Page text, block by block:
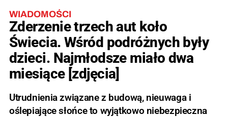
WIADOMOŚCI
Zderzenie trzech aut koło
Świecia. Wśród podróżnych były
dzieci. Najmłodsze miało dwa
miesiące [zdjęcia]
Utrudnienia związane z budową, nieuwaga i
oślepiające słońce to wyjątkowo niebezpieczna